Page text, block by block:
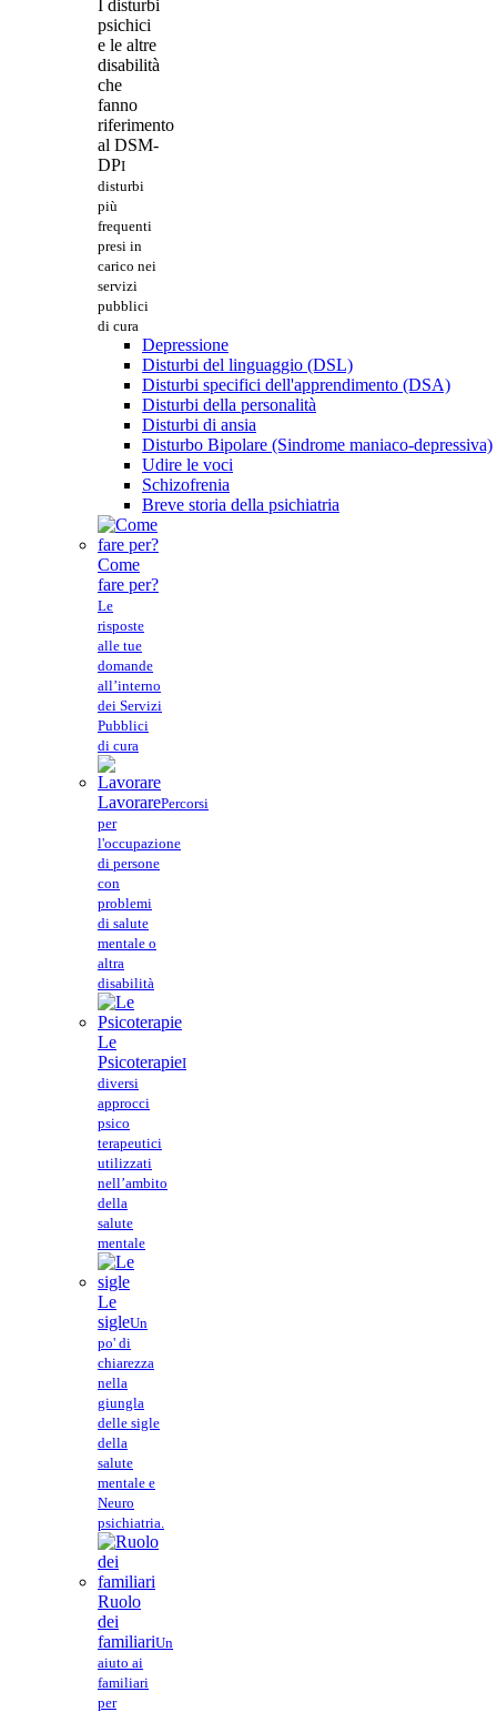
I disturbi
psichici
e le altre
disabilità
che
fanno
riferimento
al DSM-
DPI
disturbi
più
frequenti
presi in
carico nei
servizi
pubblici
di cura
Depressione
Disturbi del linguaggio (DSL)
Disturbi specifici dell'apprendimento (DSA)
Disturbi della personalità
Disturbi di ansia
Disturbo Bipolare (Sindrome maniaco-depressiva)
Udire le voci
Schizofrenia
Breve storia della psichiatria
Come
fare per?
Le
risposte
alle tue
domande
all’interno
dei Servizi
Pubblici
di cura
LavorarePercorsi
per
l'occupazione
di persone
con
problemi
di salute
mentale o
altra
disabilità
Le
PsicoterapieI
diversi
approcci
psico
terapeutici
utilizzati
nell’ambito
della
salute
mentale
Le
sigleUn
po' di
chiarezza
nella
giungla
delle sigle
della
salute
mentale e
Neuro
psichiatria.
Ruolo
dei
familiariUn
aiuto ai
familiari
per